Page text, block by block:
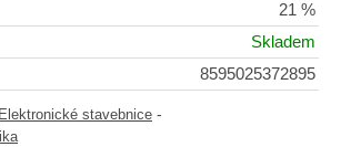
21 %
Skladem
8595025372895
Elektronické stavebnice -